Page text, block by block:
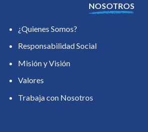
NOSOTROS
¿Quienes Somos?
Responsabilidad Social
Misión y Visión
Valores
Trabaja con Nosotros